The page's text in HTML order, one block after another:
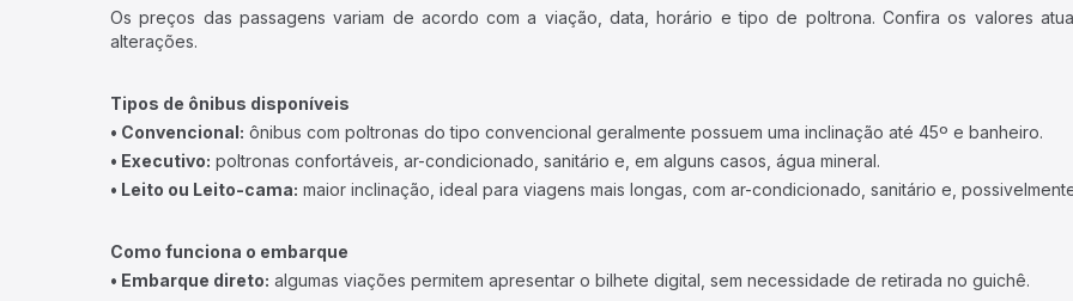
Os preços das passagens variam de acordo com a viação, data, horário e tipo de poltrona. Confira os valores
alterações.
Tipos de ônibus disponíveis
• Convencional: ônibus com poltronas do tipo convencional geralmente possuem uma inclinação até 45º e banheiro.
• Executivo: poltronas confortáveis, ar-condicionado, sanitário e, em alguns casos, água mineral.
• Leito ou Leito-cama: maior inclinação, ideal para viagens mais longas, com ar-condicionado, sanitário e,
Como funciona o embarque
• Embarque direto: algumas viações permitem apresentar o bilhete digital, sem necessidade de retirada no guichê.